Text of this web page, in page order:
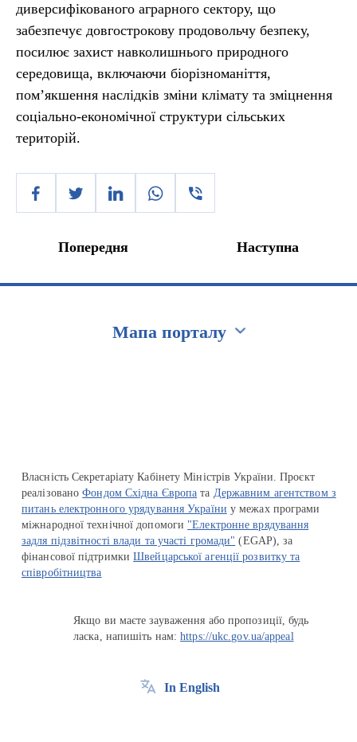
диверсифікованого аграрного сектору, що
забезпечує довгострокову продовольчу безпеку,
посилює захист навколишнього природного
середовища, включаючи біорізноманіття,
пом’якшення наслідків зміни клімату та зміцнення
соціально-економічної структури сільських
територій.
Попередня Наступна
Мапа порталу
Власність Секретаріату Кабінету Міністрів України. Проєкт
реалізованоФондом Східна Європа та Державним агентством з
питань електронного урядування України у межах програми
міжнародної технічної допомоги "Електронне врядування
задля підзвітності влади та участі громади" (EGAP), за
фінансової підтримкиШвейцарської агенції розвитку та
співробітництва
Якщо ви маєте зауваження або пропозиції, будь
ласка, напишіть нам:https://ukc.gov.ua/appeal
In English